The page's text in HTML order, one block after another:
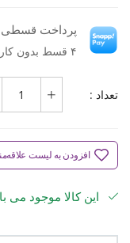
پرداخت قسطی
۴ قسط بدون کارمزد، ماهانه ۷۲۴٬۵۰۰ تومان
تعداد :
افزودن به لیست
این کالا موجود می